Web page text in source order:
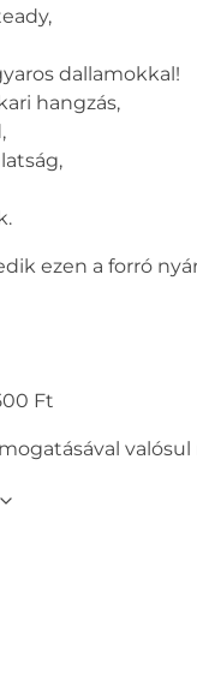
dallamokkal!
hangzás,
ezen a forró
Ft
valósul